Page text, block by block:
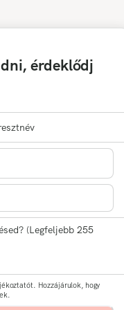
érdeklődj
Hozzájárulok, hogy